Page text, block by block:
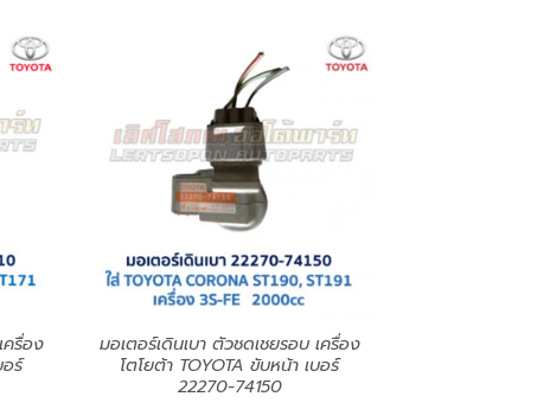
ครื่อง
อร์
มอเตอร์เดินเบา ตัวชดเชยรอบ เครื่อง
โตโยต้า TOYOTA ขับหน้า เบอร์
22270-74150